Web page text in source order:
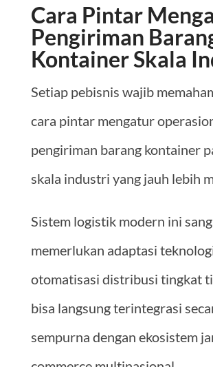
Cara Pintar
Pengiriman
Kontainer Skala
Setiap pebisnis wajib
cara pintar mengatur
pengiriman barang kontainer
skala industri yang jauh lebih
Sistem logistik modern ini
memerlukan adaptasi
otomatisasi distribusi tingkat
bisa langsung terintegrasi
sempurna dengan ekosistem